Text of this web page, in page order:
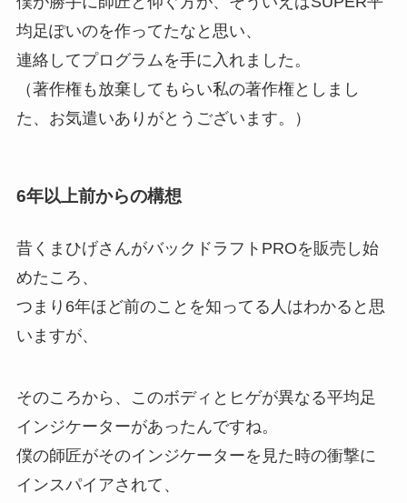
均足ぽいのを作ってたなと思い、
連絡してプログラムを手に入れました。
（著作権も放棄してもらい私の著作権としまし
た、お気遣いありがとうございます。）
6年以上前からの構想
昔くまひげさんがバックドラフトPROを販売し始
めたころ、
つまり6年ほど前のことを知ってる人はわかると思
いますが、
そのころから、
このボディとヒゲが異なる平均足
インジケーターがあったんですね。
僕の師匠がそのインジケーターを見た時の衝撃に
インスパイアされて、